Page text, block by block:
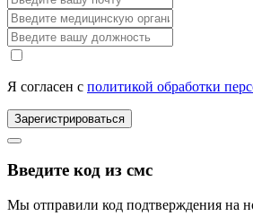
Я согласен с политикой обработки
Зарегистрироваться
Введите код из смс
Мы отправили код подтверждения на